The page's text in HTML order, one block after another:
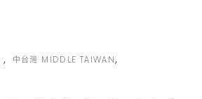
中台灣 MIDDLE TAIWAN